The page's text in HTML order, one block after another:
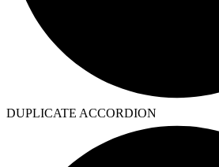
DUPLICATE ACCORDION